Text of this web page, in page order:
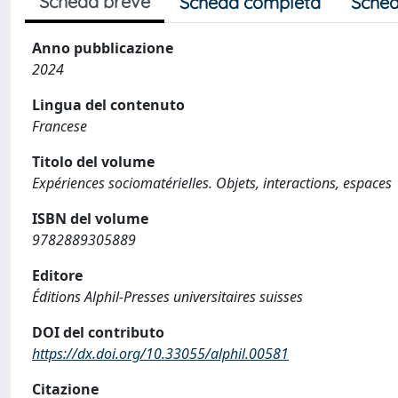
Anno pubblicazione
2024
Lingua del contenuto
Francese
Titolo del volume
Expériences sociomatérielles. Objets, interactions, espaces
ISBN del volume
9782889305889
Editore
Éditions Alphil-Presses universitaires suisses
DOI del contributo
https://dx.doi.org/10.33055/alphil.00581
Citazione